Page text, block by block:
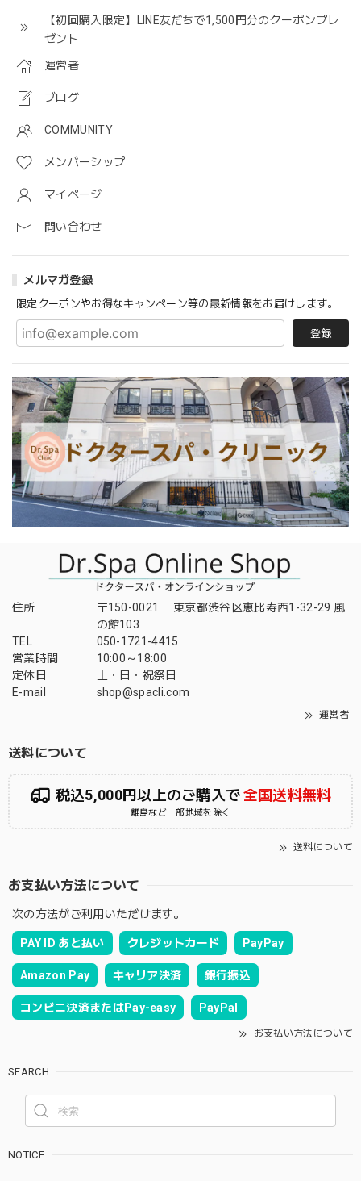
【初回購入限定】LINE友だちで1,500円分のクーポンプレ
ゼント
運営者
ブログ
COMMUNITY
メンバーシップ
マイページ
問い合わせ
メルマガ登録
限定クーポンやお得なキャンペーン等の最新情報をお届けします。
登録
住所
〒150-0021 東京都渋谷区恵比寿西1-32-29 風
の館103
TEL
050-1721-4415
営業時間
10:00～18:00
定休日
土・日・祝祭日
E-mail
shop@spacli.com
運営者
送料について
税込5,000円以上のご購入で全国送料無料
離島など一部地域を除く
送料について
お支払い方法について
次の方法がご利用いただけます。
PAY ID あと払い クレジットカード PayPay
Amazon Pay キャリア決済 銀行振込
コンビニ決済またはPay-easy PayPal
お支払い方法について
SEARCH
NOTICE